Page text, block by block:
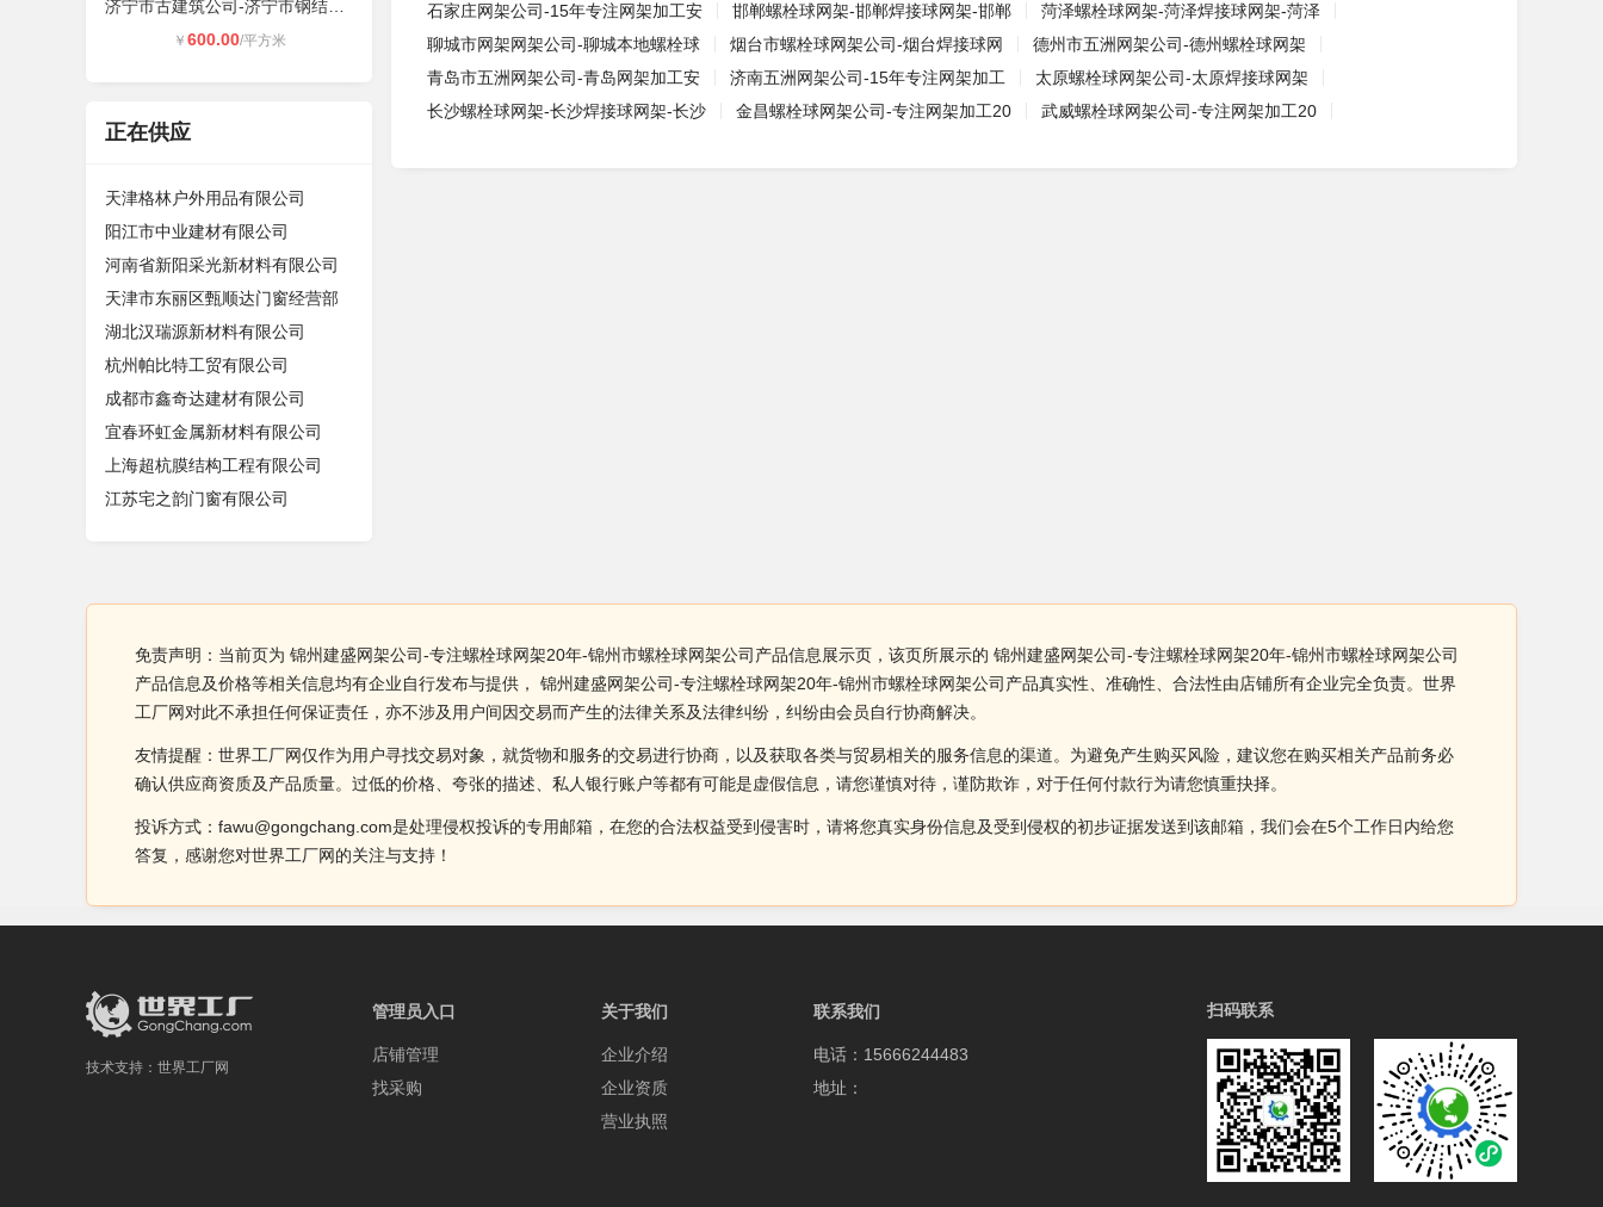
￥ 600.00/平方米
正在供应
天津格林户外用品有限公司
阳江市中业建材有限公司
河南省新阳采光新材料有限公司
天津市东丽区甄顺达门窗经营部
湖北汉瑞源新材料有限公司
杭州帕比特工贸有限公司
成都市鑫奇达建材有限公司
宜春环虹金属新材料有限公司
上海超杭膜结构工程有限公司
江苏宅之韵门窗有限公司
石家庄网架公司-15年专注网架加工安
邯郸螺栓球网架-邯郸焊接球网架-邯郸
菏泽螺栓球网架-菏泽焊接球网架-菏泽
聊城市网架网架公司-聊城本地螺栓球
烟台市螺栓球网架公司-烟台焊接球网
德州市五洲网架公司-德州螺栓球网架
青岛市五洲网架公司-青岛网架加工安
济南五洲网架公司-15年专注网架加工
太原螺栓球网架公司-太原焊接球网架
长沙螺栓球网架-长沙焊接球网架-长沙
金昌螺栓球网架公司-专注网架加工20 武威螺栓球网架公司-专注网架加工20
免责声明：当前页为 锦州建盛网架公司-专注螺栓球网架20年-锦州市螺栓球网架公司产品信息展示页，该页所展示的 锦州建盛网架公司-专注螺栓球网架20年-锦州市螺栓球网架公司
产品信息及价格等相关信息均有企业自行发布与提供， 锦州建盛网架公司-专注螺栓球网架20年-锦州市螺栓球网架公司产品真实性、准确性、合法性由店铺所有企业完全负责。世界
工厂网对此不承担任何保证责任，亦不涉及用户间因交易而产生的法律关系及法律纠纷，纠纷由会员自行协商解决。
友情提醒：世界工厂网仅作为用户寻找交易对象，就货物和服务的交易进行协商，以及获取各类与贸易相关的服务信息的渠道。为避免产生购买风险，建议您在购买相关产品前务必
确认供应商资质及产品质量。过低的价格、夸张的描述、私人银行账户等都有可能是虚假信息，请您谨慎对待，谨防欺诈，对于任何付款行为请您慎重抉择。
投诉方式：fawu@gongchang.com是处理侵权投诉的专用邮箱，在您的合法权益受到侵害时，请将您真实身份信息及受到侵权的初步证据发送到该邮箱，我们会在5个工作日内给您
答复，感谢您对世界工厂网的关注与支持！
技术支持： 世界工厂网
管理员入口
店铺管理
找采购
关于我们
企业介绍
企业资质
营业执照
联系我们
电话：15666244483
地址：
扫码联系